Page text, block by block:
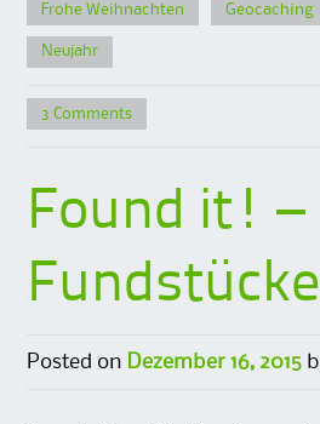
Frohe Weihnachten Geocaching
Neujahr
3 Comments
Found it! –
Posted on Dezember 16, 2015